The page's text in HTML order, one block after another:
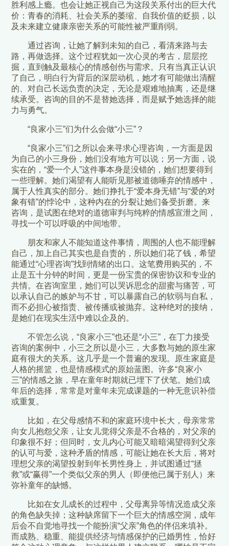
胜利感上瘾。也会让她正视自己为这段关系付出的巨大代
价：青春的消耗、社会关系的萎缩、自我价值的贬损，以
及未来建立健康亲密关系的可能性被严重削弱。
通过咨询，让她了解到未知的自己，看清来路与去
路，再做选择。这个过程犹如一次心灵的考古，层层挖
掘，直到触及最核心的情感创伤与需求。只有当真正认识
了自己，明白行为背后的深层动机，她才有可能做出清醒
的、对自己长远负责的决定，无论是艰难地抽离，还是继
续承受。咨询的目的不是替她选择，而是赋予她选择的能
力与勇气。
“良家小三”们为什么会做“小三”？
“良家小三”们之所以会来寻求心理咨询，一方面是因
为自己的小三身份，她们没有地方可以说；另一方面，说
实在的，“爱一个人”这件事本身是没错的，她们想要得到
一些理解。她们渴望有人能听见那被道德唾弃的情感中，
属于人性真实的部分。她们挣扎于“爱本身无错”与“爱的对
象有错”的悖论中，这种内在的分裂让她们备受折磨。来
咨询，是试图在绝对的道德审判与纯粹的情感宣泄之间，
寻找一个可以呼吸的中间地带。
朋友和家人不能知道这件事情，周围的人也不能理解
自己，加上自己其实也是自责的，所以她们花了钱，希望
能通过“心理咨询”找到情绪的出口。这笔费用购买的，不
止是五十分钟的时间，更是一份宝贵的保密协议和专业的
共情。在咨询室里，她们可以哭诉思念的甜蜜与痛苦，可
以承认自己的嫉妒与不甘，可以暴露自己的软弱与自私，
而不必担心被指责、被传播或被抛弃。这种绝对的接纳，
是她们在现实生活中难以企及的。
不管怎么说，“良家小三”也还是“小三”，在丁力接受
咨询的案例中，小三之所以是小三，大多数与她的原生家
庭有很大的关系。这几乎是一个普遍的发现。原生家庭是
人格的摇篮，也是情感模式的原始蓝图。许多“良家小
三”的情感之旅，早在童年时期就已埋下了伏笔。她们成
年后的选择，常常是对童年未完成课题的一种无意识补偿
或重复。
比如，在父母感情不和的家庭环境中长大，母亲常常
向女儿抱怨父亲，让女儿觉得父亲是不合格的，对父亲的
印象很不好；但同时，女儿内心可能又暗暗渴望得到父亲
的认可与爱，这种矛盾的情感，可能让她在长大后，将对
理想父亲的渴望投射到年长男性身上，并试图通过“拯
救”或“赢得”一个类似父亲的男人（即便他已属于别人）来
弥补童年的缺憾。
比如在女儿成长的过程中，父母离异等情况造成父亲
的角色缺失掉；这种缺席留下一个巨大的情感空洞，成年
后会不自觉地寻找一个能扮演“父亲”角色的伴侣来填补。
而成熟、稳重、能提供经济与情感保护的已婚男性，恰好